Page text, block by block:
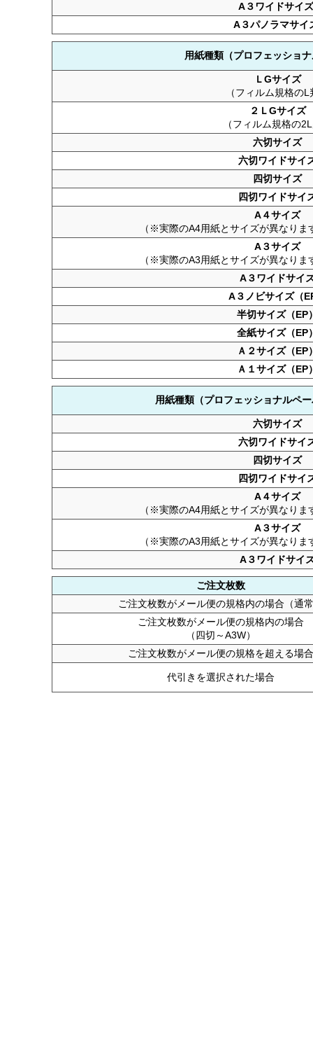
A３ワイドサイズ
A３パノラマサイ
用紙種類（プロフェッショ
ＬGサイズ
（フィルム規格のL
２ＬGサイズ
（フィルム規格の
六切サイズ
六切ワイドサイ
四切サイズ
四切ワイドサイ
A４サイズ
（※実際のA4用紙とサイズが異なりま
A３サイズ
（※実際のA3用紙とサイズが異なりま
A３ワイドサイ
A３ノビサイズ（
半切サイズ（EP
全紙サイズ（EP
Ａ２サイズ（EP
Ａ１サイズ（EP
用紙種類（プロフェッショナルペ
六切サイズ
六切ワイドサイ
四切サイズ
四切ワイドサイ
A４サイズ
（※実際のA4用紙とサイズが異なりま
A３サイズ
（※実際のA3用紙とサイズが異なりま
A３ワイドサイ
ご注文枚数
ご注文枚数がメール便の規格内の場合（通
ご注文枚数がメール便の規格内の場合
（四切～A3W）
ご注文枚数がメール便の規格を超える場合
代引きを選択された場合